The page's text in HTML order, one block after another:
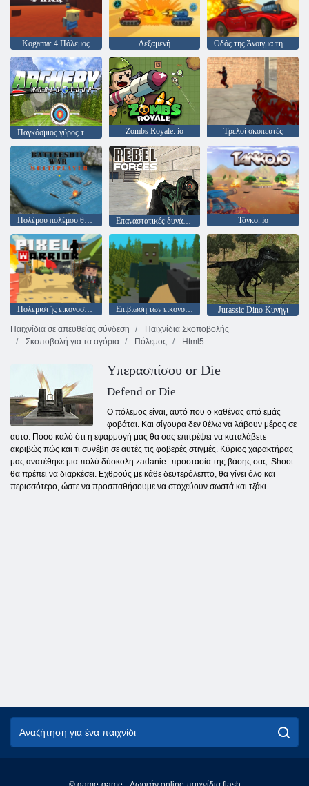
Kogama: 4 Πόλεμος Δεξαμενή Οδός της Άνοιγμα της Φούρης
Zombs Royale. io Τρελοί σκοπευτές
Πολέμου πολέμου θωρηκτό Επαναστατικές δυνάμεις Τάνκο. io
Πολεμιστής εικονοστοιχείων Επιβίωση των εικονοστοιχείων
Jurassic Dino Κυνήγι
Παιχνίδια σε απευθείας σύνδεση
Παιχνίδια Σκοποβολής
Σκοποβολή για τα αγόρια
Πόλεμος Html5
Υπερασπίσου or Die
Defend or Die
Ο πόλεμος είναι, αυτό που ο καθένας από εμάς
φοβάται. Και σίγουρα δεν θέλω να λάβουν μέρος σε
αυτό. Πόσο καλό ότι η εφαρμογή μας θα σας επιτρέψει να καταλάβετε
ακριβώς πώς και τι συνέβη σε αυτές τις φοβερές στιγμές. Κύριος χαρακτήρας
μας ανατέθηκε μια πολύ δύσκολη zadanie- προστασία της βάσης σας. Shoot
θα πρέπει να διαρκέσει. Εχθρούς με κάθε δευτερόλεπτο, θα γίνει όλο και
περισσότερο, ώστε να προσπαθήσουμε να στοχεύουν σωστά και τζάκι.